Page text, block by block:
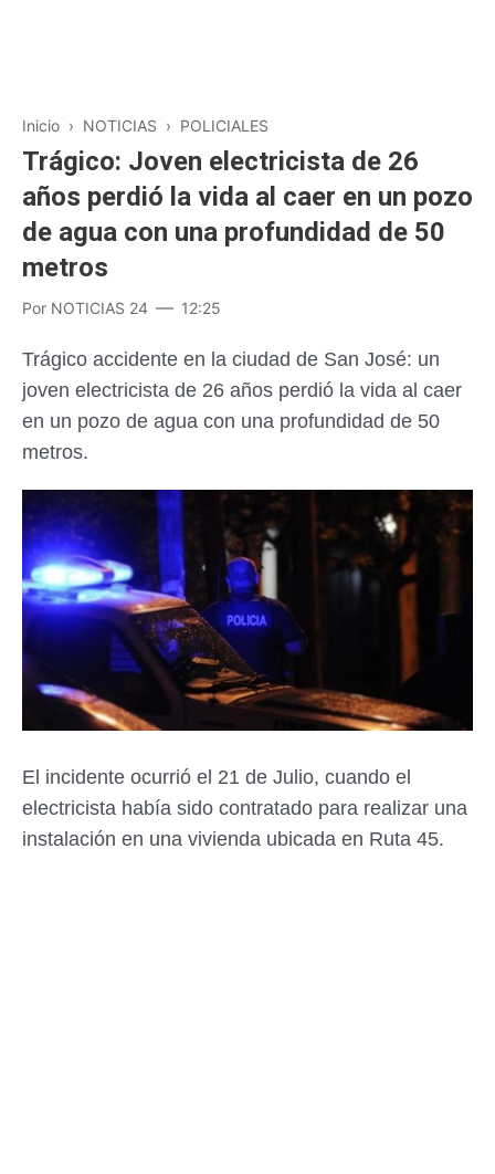
Inicio › NOTICIAS › POLICIALES
Trágico: Joven electricista de 26
años perdió la vida al caer en un pozo
de agua con una profundidad de 50
metros
Por NOTICIAS 24 12:25
Trágico accidente en la ciudad de San José: un
joven electricista de 26 años perdió la vida al caer
en un pozo de agua con una profundidad de 50
metros.
El incidente ocurrió el 21 de Julio, cuando el
electricista había sido contratado para realizar una
instalación en una vivienda ubicada en Ruta 45.